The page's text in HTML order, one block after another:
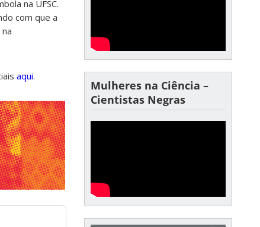
na UFSC.
com que a
aqui.
Mulheres na Ciência –
Cientistas Negras